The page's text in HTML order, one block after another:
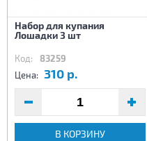
Набор для купания
Лошадки 3 шт
Код: 83259
Цена: 310 р.
В КОРЗИНУ